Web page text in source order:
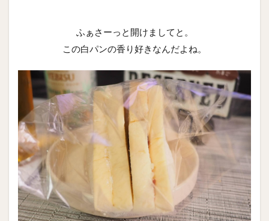
ふぁさーっと開けましてと。
この白パンの香り好きなんだよね。